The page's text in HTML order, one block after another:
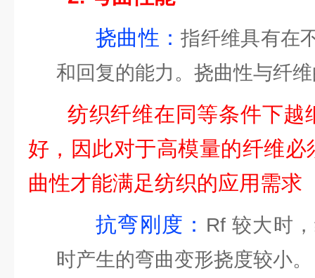
挠曲性：指纤维具有在
和回复的能力。挠曲性与纤
纺织纤维在同等条件下越
好，因此对于高模量的纤维
曲性才能满足纺织的应用需求
抗弯刚度： Rf 较大时
时产生的弯曲变形挠度较小。